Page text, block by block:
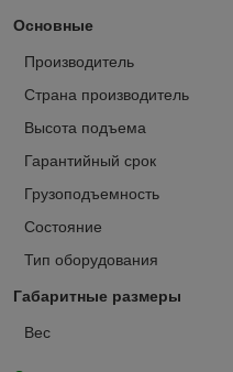
Основные
Производитель
Страна производитель
Высота подъема
Гарантийный срок
Грузоподъемность
Состояние
Тип оборудования
Габаритные размеры
Вес